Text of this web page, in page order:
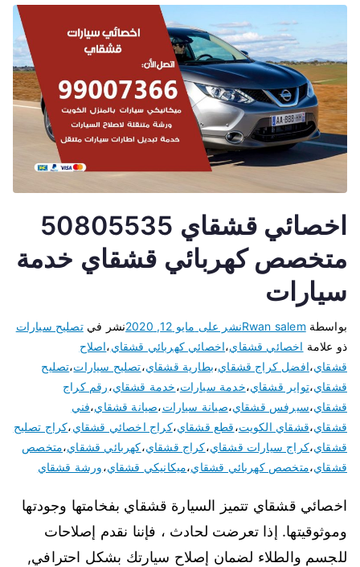
اخصائي قشقاي 50805535
متخصص كهربائي قشقاي خدمة
سيارات
بواسطة Rwan salemنشر على مايو 12, 2020 نشر فيتصليح سيارات
ذو علامة اخصائي قشقاي،اخصائي كهربائي قشقاي،اصلاح
قشقاي،افضل كراج قشقاي،بطارية قشقاي،تصليح سيارات،تصليح
قشقاي،تواير قشقاي،خدمة سيارات،خدمة قشقاي،رقم كراج
قشقاي،سيرفس قشقاي،صيانة سيارات،صيانة قشقاي،فني
قشقاي،قشقاي الكويت،قطع قشقاي،كراج اخصائي قشقاي،كراج تصليح
قشقاي،كراج سيارات قشقاي،كراج قشقاي،كهربائي قشقاي،متخصص
قشقاي،متخصص كهربائي قشقاي،ميكانيكي قشقاي،ورشة قشقاي
اخصائي قشقاي تتميز السيارة قشقاي بفخامتها وجودتها
وموثوقيتها. إذا تعرضت لحادث ، فإننا نقدم إصلاحات
للجسم والطلاء لضمان إصلاح سيارتك بشكل احترافي,